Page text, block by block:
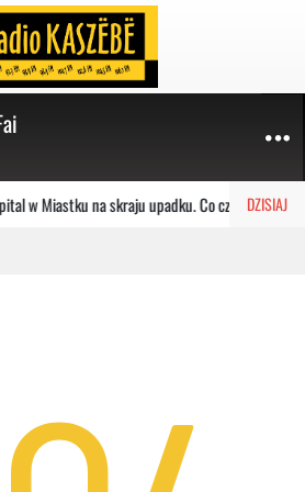
DZISIAJ
w Miastku na skraju upadku. Co czeka